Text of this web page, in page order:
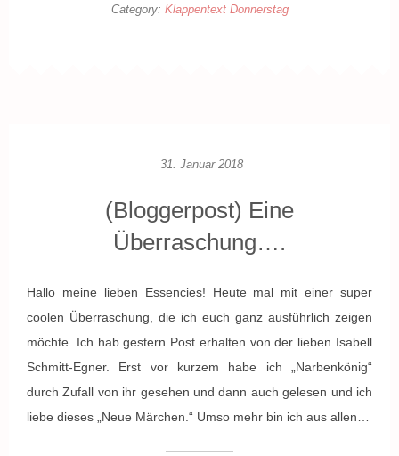
Category: Klappentext Donnerstag
31. Januar 2018
(Bloggerpost) Eine
Überraschung….
Hallo meine lieben Essencies! Heute mal mit einer super
coolen Überraschung, die ich euch ganz ausführlich zeigen
möchte. Ich hab gestern Post erhalten von der lieben Isabell
Schmitt-Egner. Erst vor kurzem habe ich „Narbenkönig“
durch Zufall von ihr gesehen und dann auch gelesen und ich
liebe dieses „Neue Märchen.“ Umso mehr bin ich aus allen…